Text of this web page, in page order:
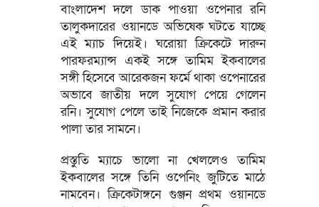
বাংলাদেশ দলে ডাক পাওয়া ওপেনার রনি
তালুকদারের ওয়ানডে অভিষেক ঘটতে যাচ্ছে
এই ম্যাচ দিয়েই। ঘরোয়া ক্রিকেটে দারুন
পারফরম্যান্স একই সঙ্গে তামিম ইকবালের
সঙ্গী হিসেবে আরেকজন ফর্মে থাকা ওপেনারের
অভাবে জাতীয় দলে সুযোগ পেয়ে গেলেন
রনি। সুযোগ পেলে তাই নিজেকে প্রমান করার
পালা তার সামনে।
প্রস্তুতি ম্যাচে ভালো না খেললেও তামিম
ইকবালের সঙ্গে তিনি ওপেনিং জুটিতে মাঠে
নামবেন। ক্রিকেটাঙ্গনে গুঞ্জন প্রথম ওয়ানডে